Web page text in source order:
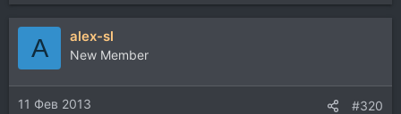
A alex-sl
New Member
11 Фев 2013 #320